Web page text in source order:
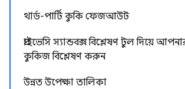
থার্ড-পার্টি কুকি ফেজআউট
প্রাইভেসি স্যান্ডবক্স বিশ্লেষণ টুল দিয়ে
কুকিজ বিশ্লেষণ করুন
উন্নত উপেক্ষা তালিকা